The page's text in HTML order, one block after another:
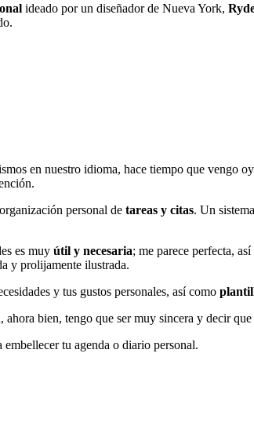
ideado por un diseñador de Nueva York,
en nuestro idioma, hace tiempo que vengo
personal de tareas y citas. Un
es muy útil y necesaria; me parece perfecta,
y prolijamente ilustrada.
y tus gustos personales, así como
ahora bien, tengo que ser muy sincera y decir
tu agenda o diario personal.